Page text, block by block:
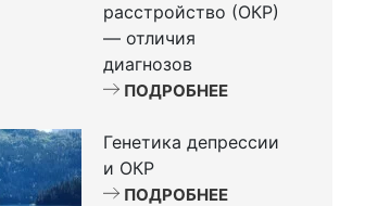
расстройство (ОКР)
— отличия
диагнозов
ПОДРОБНЕЕ
Генетика депрессии
и ОКР
ПОДРОБНЕЕ